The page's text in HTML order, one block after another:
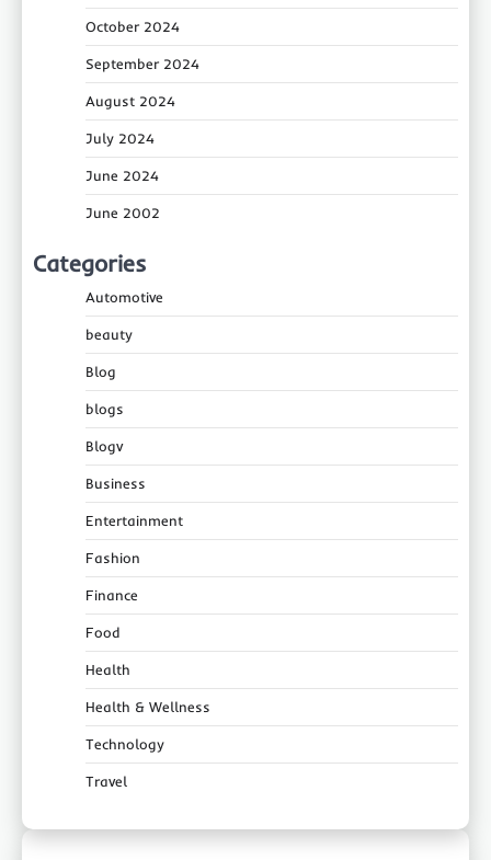
October 2024
September 2024
August 2024
July 2024
June 2024
June 2002
Categories
Automotive
beauty
Blog
blogs
Blogv
Business
Entertainment
Fashion
Finance
Food
Health
Health & Wellness
Technology
Travel